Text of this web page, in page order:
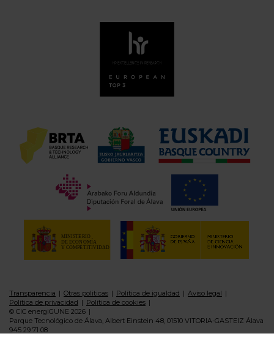
Transparencia Otras politicas Política de igualdad
Aviso legal
Política de privacidad
Política de cookies
© CIC energiGUNE 2026
Parque Tecnológico de Álava, Albert Einstein 48, 01510 VITORIA-GASTEIZ Álava
945 29 71 08